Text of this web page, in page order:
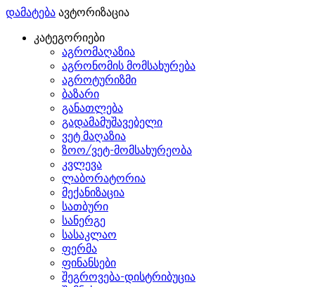
დამატება ავტორიზაცია
კატეგორიები
აგრომაღაზია
აგრონომის მომსახურება
აგროტურიზმი
ბაზარი
განათლება
გადამამუშავებელი
ვეტ მაღაზია
ზოო/ვეტ-მომსახურეობა
კვლევა
ლაბორატორია
მექანიზაცია
სათბური
სანერგე
სასაკლაო
ფერმა
ფინანსები
შეგროვება-დისტრიბუცია